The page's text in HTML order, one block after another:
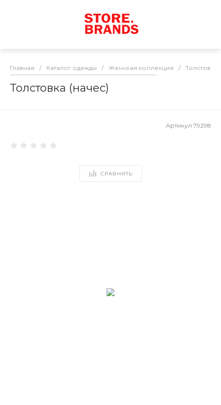
Главная / Каталог одежды / Женская коллекция / Толстовки
Толстовка (начес)
Артикул 79298
СРАВНИТЬ